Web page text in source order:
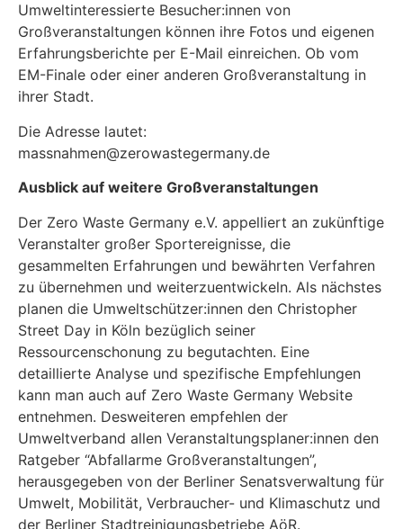
Umweltinteressierte Besucher:innen von
Großveranstaltungen können ihre Fotos und eigenen
Erfahrungsberichte per E-Mail einreichen. Ob vom
EM-Finale oder einer anderen Großveranstaltung in
ihrer Stadt.
Die Adresse lautet:
massnahmen@zerowastegermany.de
Ausblick auf weitere Großveranstaltungen
Der Zero Waste Germany e.V. appelliert an zukünftige
Veranstalter großer Sportereignisse, die
gesammelten Erfahrungen und bewährten Verfahren
zu übernehmen und weiterzuentwickeln. Als nächstes
planen die Umweltschützer:innen den Christopher
Street Day in Köln bezüglich seiner
Ressourcenschonung zu begutachten. Eine
detaillierte Analyse und spezifische Empfehlungen
kann man auch auf Zero Waste Germany Website
entnehmen. Desweiteren empfehlen der
Umweltverband allen Veranstaltungsplaner:innen den
Ratgeber “Abfallarme Großveranstaltungen”,
herausgegeben von der Berliner Senatsverwaltung für
Umwelt, Mobilität, Verbraucher- und Klimaschutz und
der Berliner Stadtreinigungsbetriebe AöR.